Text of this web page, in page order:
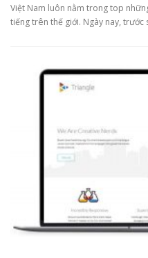
Việt Nam luôn nằm trong top
tiếng trên thế giới. Ngày nay,